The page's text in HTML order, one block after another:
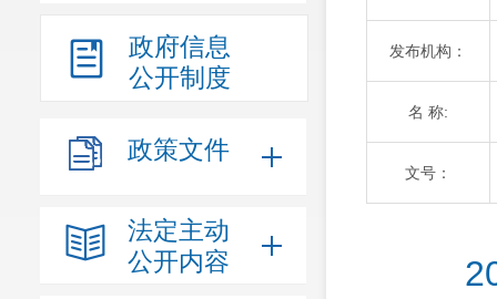
政府信息
公开制度
政策文件
法定主动
公开内容
发布机构：
名 称:
文号：